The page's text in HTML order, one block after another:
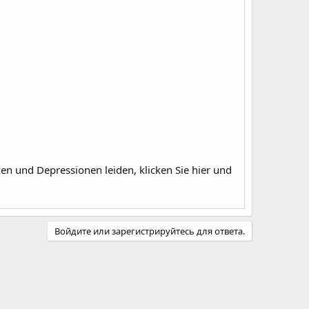
und Depressionen leiden, klicken Sie hier und
Войдите или зарегистрируйтесь для ответа.